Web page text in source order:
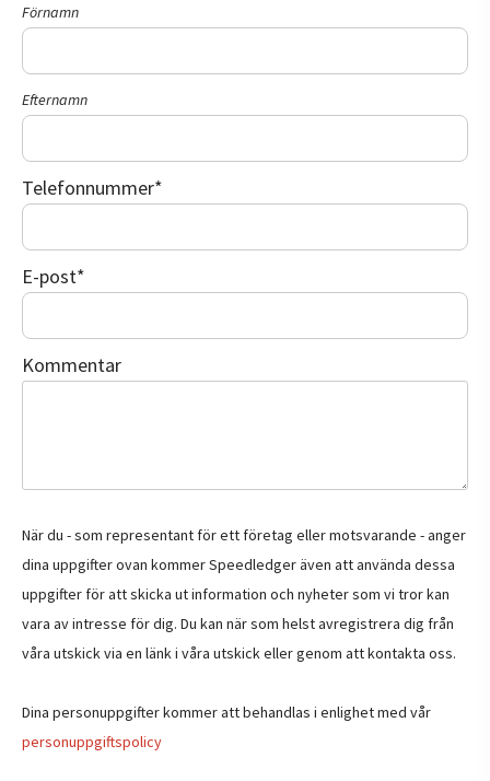
Förnamn
Efternamn
Telefonnummer*
E-post*
Kommentar
När du - som representant för ett företag eller motsvarande - anger
dina uppgifter ovan kommer Speedledger även att använda dessa
uppgifter för att skicka ut information och nyheter som vi tror kan
vara av intresse för dig. Du kan när som helst avregistrera dig från
våra utskick via en länk i våra utskick eller genom att kontakta oss.
Dina personuppgifter kommer att behandlas i enlighet med vår
personuppgiftspolicy